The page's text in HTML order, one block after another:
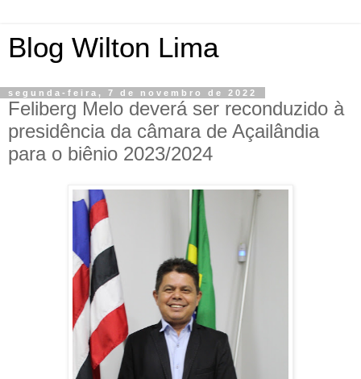
Blog Wilton Lima
segunda-feira, 7 de novembro de 2022
Feliberg Melo deverá ser reconduzido à
presidência da câmara de Açailândia
para o biênio 2023/2024